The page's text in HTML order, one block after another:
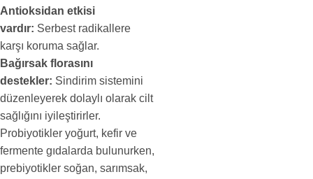
Antioksidan etkisi
vardır: Serbest radikallere
karşı koruma sağlar.
Bağırsak florasını
destekler: Sindirim sistemini
düzenleyerek dolaylı olarak cilt
sağlığını iyileştirirler.
Probiyotikler yoğurt, kefir ve
fermente gıdalarda bulunurken,
prebiyotikler soğan, sarımsak,